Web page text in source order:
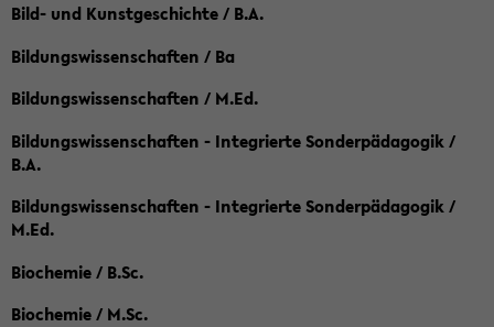
Bild- und Kunstgeschichte / B.A.
Bildungswissenschaften / Ba
Bildungswissenschaften / M.Ed.
Bildungswissenschaften - Integrierte Sonderpädagogik /
B.A.
Bildungswissenschaften - Integrierte Sonderpädagogik /
M.Ed.
Biochemie / B.Sc.
Biochemie / M.Sc.